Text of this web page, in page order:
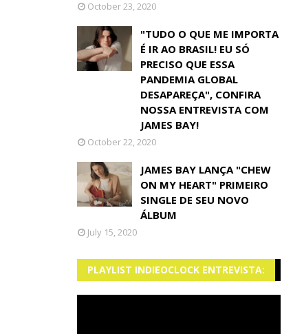
October 23, 2020
"TUDO O QUE ME IMPORTA
É IR AO BRASIL! EU SÓ
PRECISO QUE ESSA
PANDEMIA GLOBAL
DESAPAREÇA", CONFIRA
NOSSA ENTREVISTA COM
JAMES BAY!
October 22, 2020
JAMES BAY LANÇA "CHEW
ON MY HEART" PRIMEIRO
SINGLE DE SEU NOVO
ÁLBUM
July 15, 2020
PLAYLIST INDIEOCLOCK ENTREVISTA: